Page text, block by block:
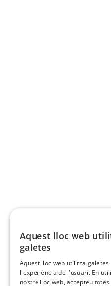
Aquest lloc web
galetes
Aquest lloc web utilitza
l'experiència de l'usuari. En
nostre lloc web, accepteu totes